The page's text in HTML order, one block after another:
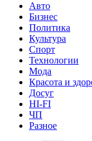
Свежие
новости,
анонсы,
интервью,
репортаж
Авто
Бизнес
Политика
Культура
Спорт
Технологии
Мода
Красота и
Досуг
HI-FI
ЧП
Разное